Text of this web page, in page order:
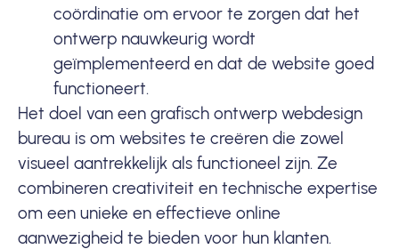
coördinatie om ervoor te zorgen dat het
ontwerp nauwkeurig wordt
geïmplementeerd en dat de website goed
functioneert.
Het doel van een grafisch ontwerp webdesign
bureau is om websites te creëren die zowel
visueel aantrekkelijk als functioneel zijn. Ze
combineren creativiteit en technische expertise
om een unieke en effectieve online
aanwezigheid te bieden voor hun klanten.